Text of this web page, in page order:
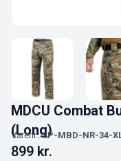
MDCU Combat
(Long)
Varenr.:SP-MBD-NR-34-
899 kr.